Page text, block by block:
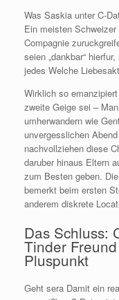
Was Saskia unter C-
Ein meisten
Compagnie
seien „dankbar“
jedes Welche
Wirklich so
zweite Geige sei –
umherwandern wie
unvergesslichen
nachvollziehen diese
daruber hinaus Eltern
zum Besten geben.
bemerkt beim ersten
anderem diskrete
Das Schluss:
Tinder
Pluspunkt
Geht sera Damit ein